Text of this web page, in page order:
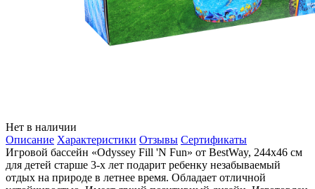
Нет в наличии
Описание Характеристики Отзывы Сертификаты
Игровой бассейн «Odyssey Fill 'N Fun» от BestWay, 244х46 см
для детей старше 3-х лет подарит ребенку незабываемый
отдых на природе в летнее время. Обладает отличной